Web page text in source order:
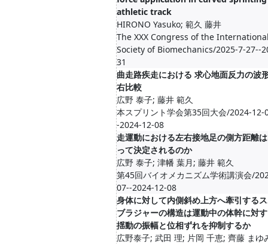
athletic track
HIRONO Yasuko; 範久 藤井
The XXX Congress of the
Society of Biomechanics/2025-7-27--
31
曲走路疾走における 求心地面反力の波
右比較
広野 泰子; 藤井 範久
本スプリント学会第35回大会/2024-12-
-2024-12-08
⾛運動における左右接地⾜の側⽅距離
って決定されるのか
広野 泰子; 津幡 葉月; 藤井 範久
第45回バイオメカニズム学術講演会/
07--2024-12-08
身体に対して内側斜め上方へ牽引する
ブラジャーの構造は運動中の体幹に対
揺動の振幅と位相ずれを抑制するか
広野泰子; 武田 理; 片岡 千恵; 齊藤 まゆ